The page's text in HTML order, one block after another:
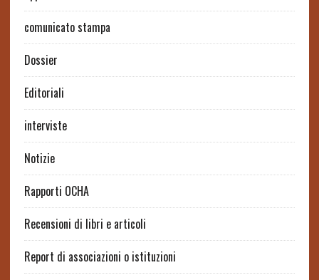
comunicato stampa
Dossier
Editoriali
interviste
Notizie
Rapporti OCHA
Recensioni di libri e articoli
Report di associazioni o istituzioni